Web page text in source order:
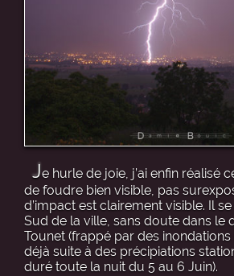
Je hurle de joie, j’ai enfin réalisé
de foudre bien visible, pas
d’impact est clairement visible. Il
Sud de la ville, sans doute dans le
Tounet (frappé par des
déjà suite à des précipiations
duré toute la nuit du 5 au 6 Juin).